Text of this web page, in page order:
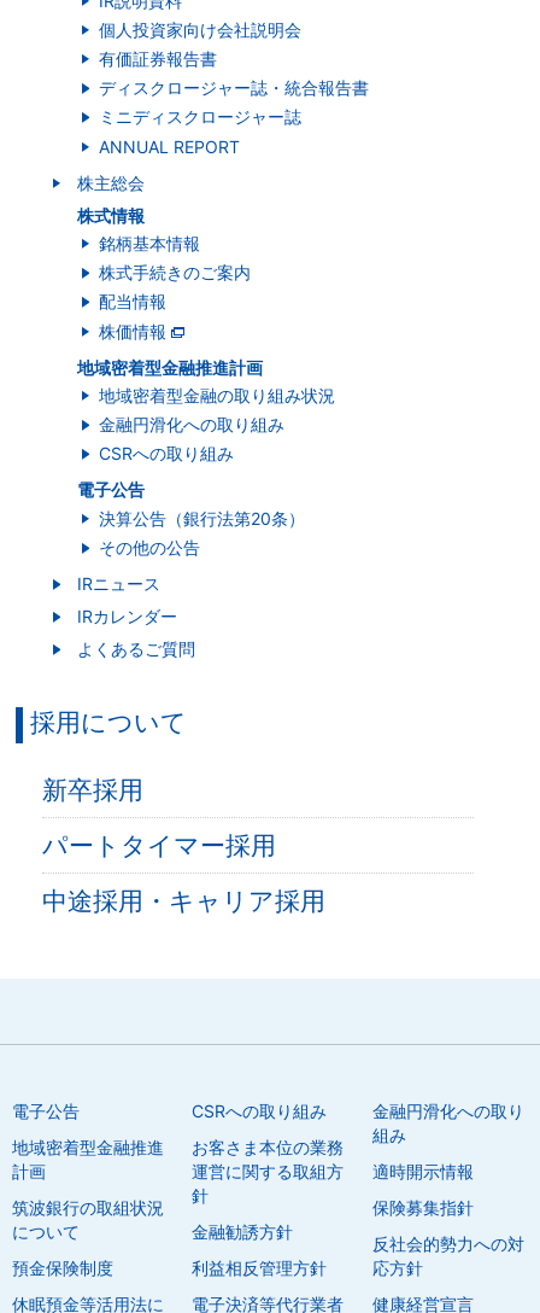
個人投資家向け会社説明会
有価証券報告書
ディスクロージャー誌・統合報告書
ミニディスクロージャー誌
ANNUAL REPORT
株主総会
株式情報
銘柄基本情報
株式手続きのご案内
配当情報
株価情報
地域密着型金融推進計画
地域密着型金融の取り組み状況
金融円滑化への取り組み
CSRへの取り組み
電子公告
決算公告（銀行法第20条）
その他の公告
IRニュース
IRカレンダー
よくあるご質問
採用について
新卒採用
パートタイマー採用
中途採用・キャリア採用
電子公告
地域密着型金融推進
計画
筑波銀行の取組状況
について
預金保険制度
休眠預金等活用法に
CSRへの取り組み
お客さま本位の業務
運営に関する取組方
針
金融勧誘方針
利益相反管理方針
電子決済等代行業者
金融円滑化への取り
組み
適時開示情報
保険募集指針
反社会的勢力への対
応方針
健康経営宣言